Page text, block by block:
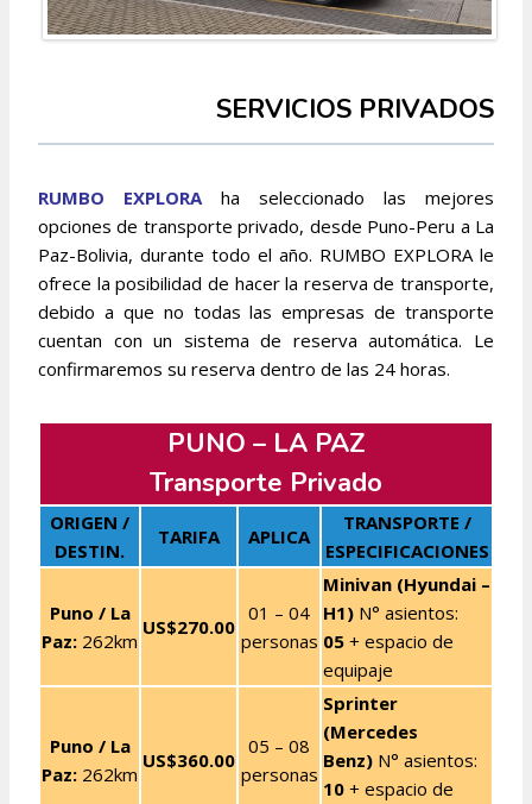
SERVICIOS PRIVADOS
RUMBO EXPLORAha seleccionado las mejores
opciones de transporte privado, desde Puno-Peru a La
Paz-Bolivia, durante todo el año. RUMBO EXPLORA le
ofrece la posibilidad de hacer la reserva de transporte,
debido a que no todas las empresas de transporte
cuentan con un sistema de reserva automática. Le
confirmaremos su reserva dentro de las 24 horas.
PUNO – LA PAZ
Transporte Privado
ORIGEN /
DESTIN.
TARIFA APLICA
TRANSPORTE /
ESPECIFICACIONES
Puno / La
Paz: 262km
US$270.00
01 – 04
personas
Minivan (Hyundai –
H1) N° asientos:
05 + espacio de
equipaje
Puno / La
Paz: 262km
US$360.00
05 – 08
personas
Sprinter
(Mercedes
Benz) N° asientos:
10 + espacio de